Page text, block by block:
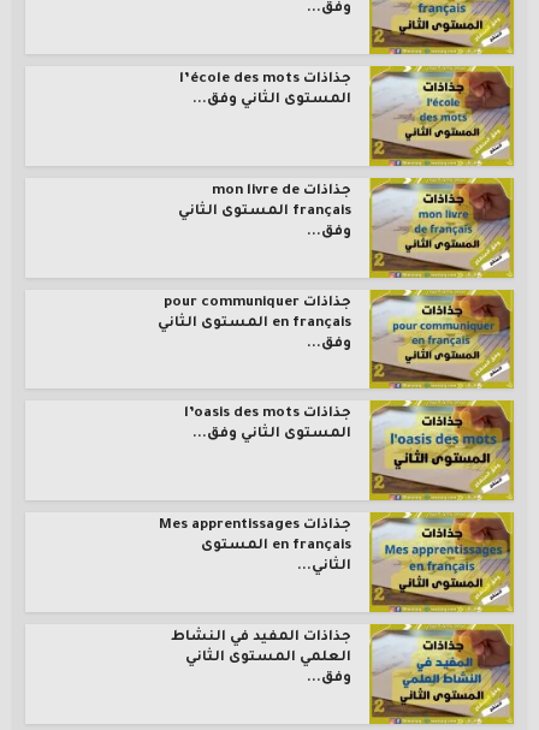
وفق...
جذاذات l’école des mots
المستوى الثاني وفق...
جذاذات mon livre de
français المستوى الثاني
وفق...
جذاذات pour communiquer
en français المستوى الثاني
وفق...
جذاذات l’oasis des mots
المستوى الثاني وفق...
جذاذات Mes apprentissages
en français المستوى
الثاني...
جذاذات المفيد في النشاط
العلمي المستوى الثاني
وفق...